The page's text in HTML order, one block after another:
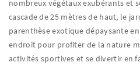
nombreux végétaux exubérants et
cascade de 25 mètres de haut, le
parenthèse exotique dépaysante
endroit pour profiter de la nature
activités sportives et se divertir en